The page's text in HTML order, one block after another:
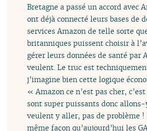
Bretagne a passé un accord avec
ont déjà connecté leurs bases de
services Amazon de telle sorte
britanniques puissent choisir à
gérer leurs données de santé par
veulent. Le truc est
j’imagine bien cette logique
« Amazon ce n’est pas cher,
sont super puissants donc allons-
veulent y aller, pas de problème !
même façon qu’aujourd’hui les